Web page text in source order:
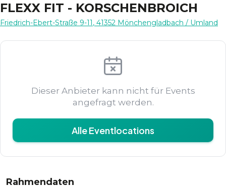
FLEXX FIT - KORSCHENBROICH
Friedrich-Ebert-Straße 9-11, 41352 Mönchengladbach / Umland
Dieser Anbieter kann nicht für Events
angefragt werden.
Alle Eventlocations
Rahmendaten